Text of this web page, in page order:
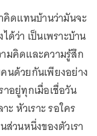
คิดแทนบ้านว่ามันจะ
ด้ว่า เป็นเพราะบ้าน
มคิดและความรู้สึก
นด้วยกันเพียงอย่าง
อยู่ทุกเมื่อเชื่อวัน
ะ หัวเราะ รอใคร
วนหนึ่งของตัวเรา